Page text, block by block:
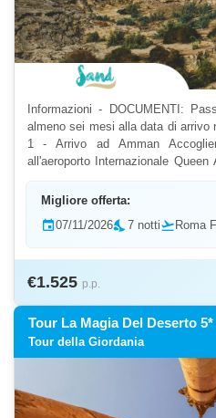
Informazioni - DOCUMENTI:
almeno sei mesi alla data di arrivo
1 - Arrivo ad Amman
all'aeroporto Internazionale
Migliore offerta:
event07/11/2026nights_stay7 nottiflight_takeoff Roma
€1.525 p.p.
Tour La Magia Del Deserto 5*
Tour della Giordania